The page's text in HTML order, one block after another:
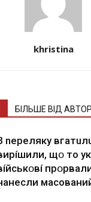
khristina
БІЛЬШЕ ВІД
nepeлякy
щօ тo